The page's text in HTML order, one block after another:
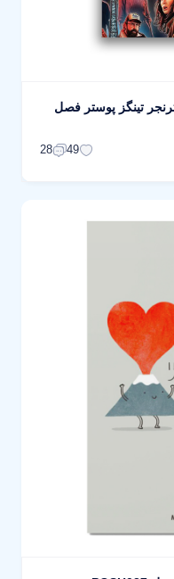
تینگز پوستر فصل
49
28